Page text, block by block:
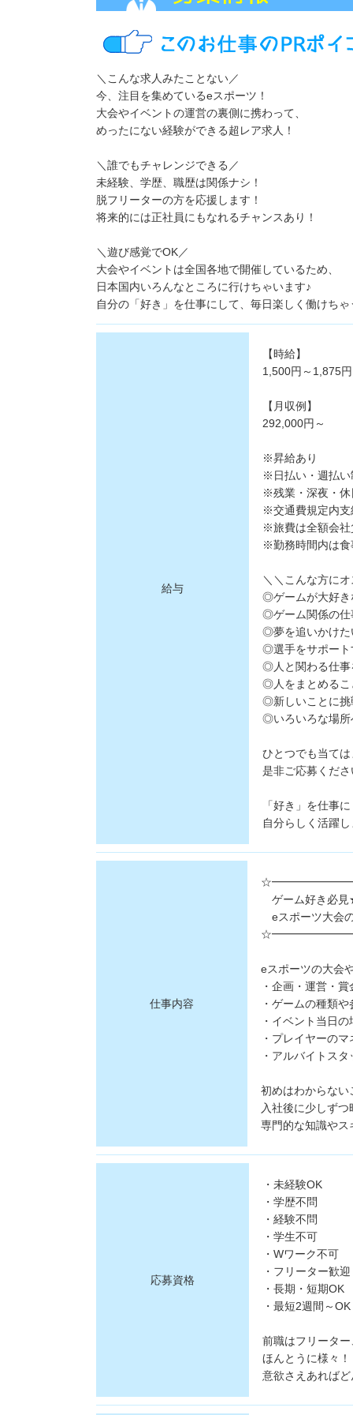
＼こんな求人みたことない／
今、注目を集めているeスポーツ！
大会やイベントの運営の裏側に携わって、
めったにない経験ができる超レア求人！
＼誰でもチャレンジできる／
未経験、学歴、職歴は関係ナシ！
脱フリーターの方を応援します！
将来的には正社員にもなれるチャンスあり！
＼遊び感覚でOK／
大会やイベントは全国各地で開催しているため、
日本国内いろんなところに行けちゃいます♪
自分の「好き」を仕事にして、毎日楽しく働けち
給与
【時給】
1,500円～1,875円
【月収例】
292,000円～
※昇給あり
※日払い・週払い
※残業・深夜・休
※交通費規定内支
※旅費は全額会社
※勤務時間内は食
＼＼こんな方に
◎ゲームが大好き
◎ゲーム関係の仕
◎夢を追いかけた
◎選手をサポート
◎人と関わる仕事
◎人をまとめるこ
◎新しいことに挑
◎いろいろな場所
ひとつでも当て
是非ご応募くださ
「好き」を仕事
自分らしく活躍
仕事内容
ゲーム好き必
eスポーツ大会
eスポーツの大会
・企画・運営・賞
・ゲームの種類
・イベント当日
・プレイヤーの
・アルバイトス
初めはわからない
入社後に少しず
専門的な知識やス
応募資格
・未経験OK
・学歴不問
・経験不問
・学生不可
・Wワーク不可
・フリーター歓迎
・長期・短期OK
・最短2週間～OK
前職はフリータ
ほんとうに様々！
意欲さえあれば